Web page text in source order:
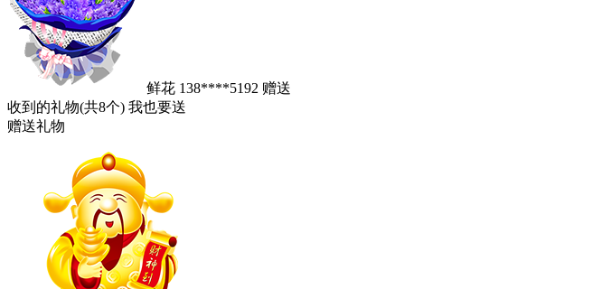
鲜花 138****5192 赠送
收到的礼物(共8个) 我也要送
赠送礼物